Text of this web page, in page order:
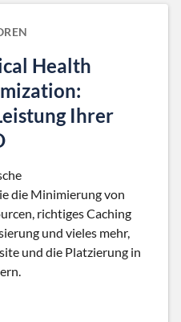
Health
Ihrer
die Minimierung von
richtiges Caching
und vieles mehr,
und die Platzierung in